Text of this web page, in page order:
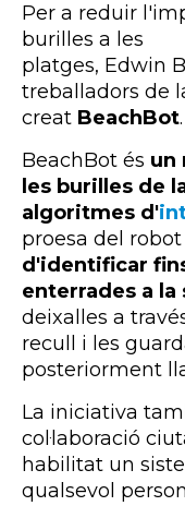
Per a reduir
burilles a les
platges, Edwin
treballadors de
creat BeachBot.
BeachBot és un
les burilles de
algoritmes d'
proesa del
d'identificar
enterrades a la
deixalles a
recull i les
posteriorment
La iniciativa
col·laboració
habilitat un
qualsevol